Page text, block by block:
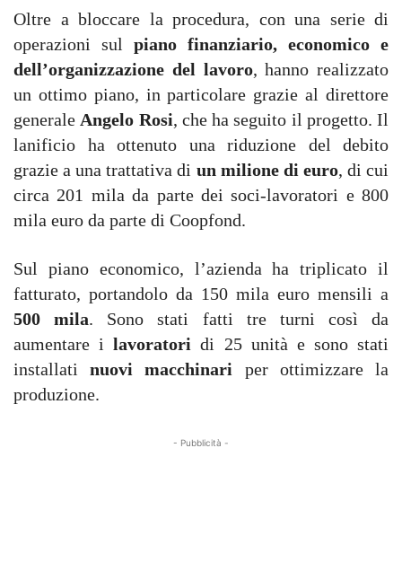
Oltre a bloccare la procedura, con una serie di
operazioni sul piano finanziario, economico e
dell’organizzazione del lavoro, hanno realizzato
un ottimo piano, in particolare grazie al direttore
generale Angelo Rosi, che ha seguito il progetto. Il
lanificio ha ottenuto una riduzione del debito
grazie a una trattativa di un milione di euro, di cui
circa 201 mila da parte dei soci-lavoratori e 800
mila euro da parte di Coopfond.
Sul piano economico, l’azienda ha triplicato il
fatturato, portandolo da 150 mila euro mensili a
500 mila. Sono stati fatti tre turni così da
aumentare ilavoratori di 25 unità e sono stati
installatinuovi macchinari per ottimizzare la
produzione.
- Pubblicità -